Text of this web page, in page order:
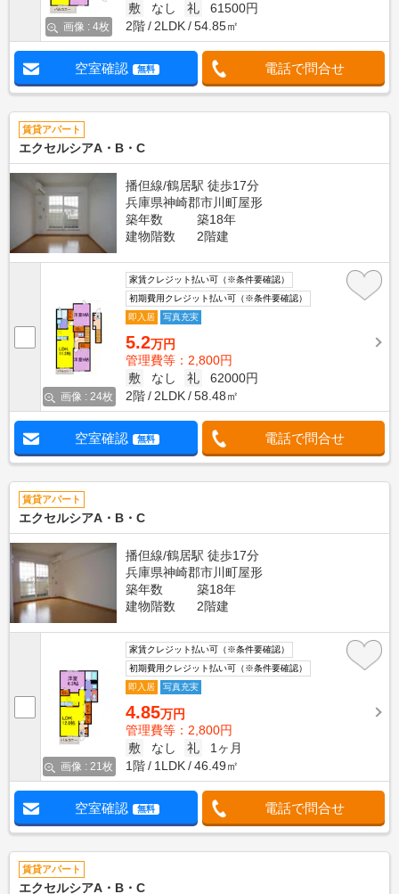
画像 : 4枚
敷
なし 礼
61500円
2階
2LDK 54.85㎡
空室確認 無料 電話で問合せ
賃貸アパート
エクセルシアA・B・C
播但線/鶴居駅 徒歩17分
兵庫県神崎郡市川町屋形
築年数
築18年
建物階数
2階建
画像 : 24枚
家賃クレジット払い可（※条件要確認）
初期費用クレジット払い可（※条件要確認）
即入居
写真充実
5.2万円
管理費等：2,800円
敷
なし 礼
62000円
2階
2LDK 58.48㎡
空室確認 無料 電話で問合せ
賃貸アパート
エクセルシアA・B・C
播但線/鶴居駅 徒歩17分
兵庫県神崎郡市川町屋形
築年数
築18年
建物階数
2階建
画像 : 21枚
家賃クレジット払い可（※条件要確認）
初期費用クレジット払い可（※条件要確認）
即入居
写真充実
4.85万円
管理費等：2,800円
敷
なし 礼
1ヶ月
1階
1LDK 46.49㎡
空室確認 無料 電話で問合せ
賃貸アパート
エクセルシアA・B・C